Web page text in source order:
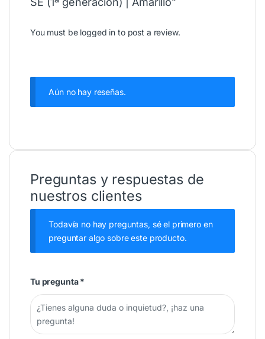
You must be logged in to post a review.
Aún no hay reseñas.
Preguntas y respuestas de
nuestros clientes
Todavía no hay preguntas, sé el primero en
preguntar algo sobre este producto.
Tu pregunta*